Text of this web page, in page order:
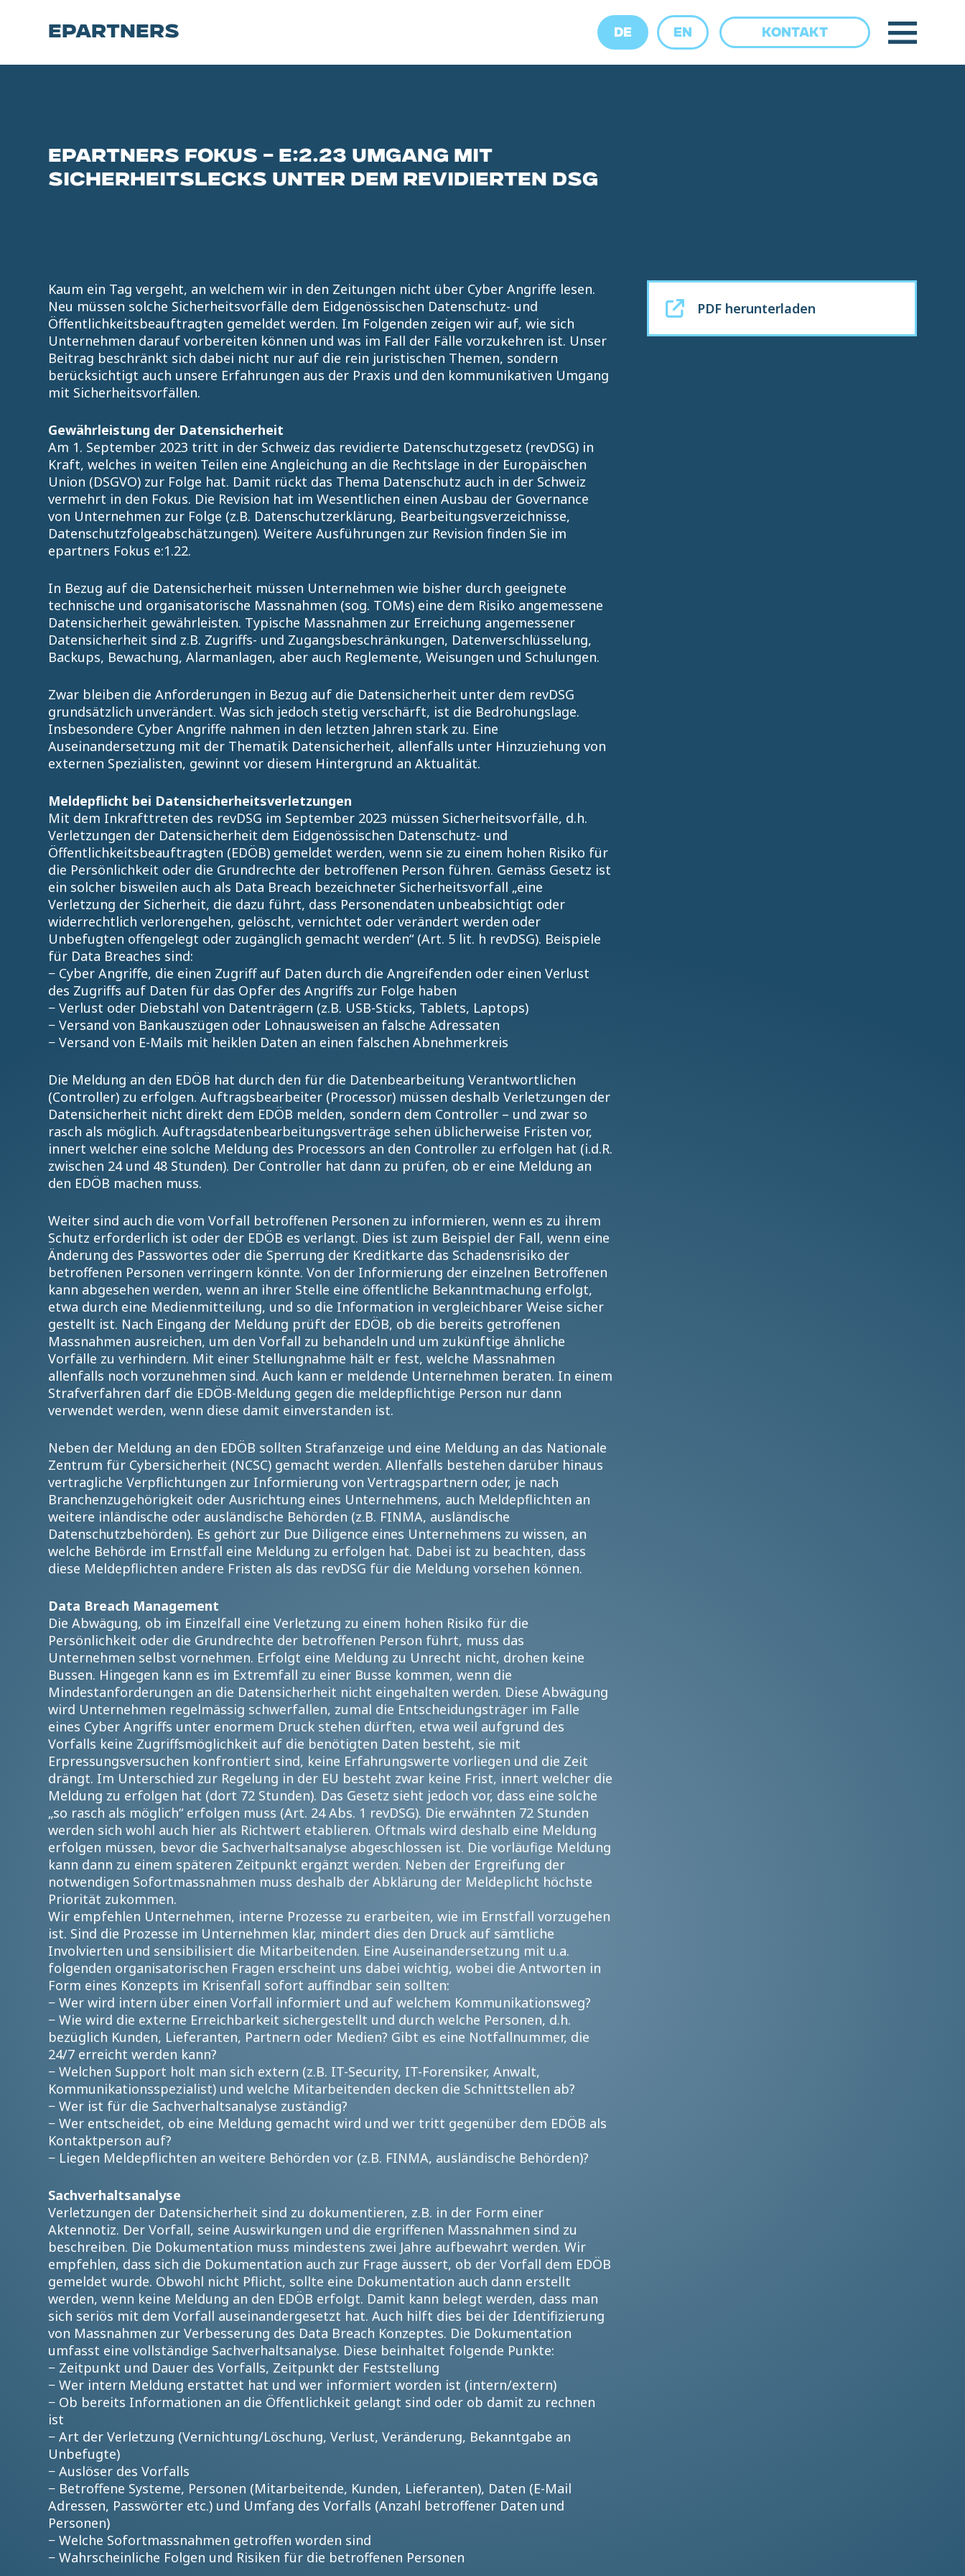
EPARTNERS DE EN KONTAKT
EPARTNERS FOKUS – E:2.23 UMGANG MIT
SICHERHEITSLECKS UNTER DEM REVIDIERTEN DSG
Kaum ein Tag vergeht, an welchem wir in den Zeitungen nicht über Cyber Angriffe lesen.
Neu müssen solche Sicherheitsvorfälle dem Eidgenössischen Datenschutz- und
Öffentlichkeitsbeauftragten gemeldet werden. Im Folgenden zeigen wir auf, wie sich
Unternehmen darauf vorbereiten können und was im Fall der Fälle vorzukehren ist. Unser
Beitrag beschränkt sich dabei nicht nur auf die rein juristischen Themen, sondern
berücksichtigt auch unsere Erfahrungen aus der Praxis und den kommunikativen Umgang
mit Sicherheitsvorfällen.
Gewährleistung der Datensicherheit
Am 1. September 2023 tritt in der Schweiz das revidierte Datenschutzgesetz (revDSG) in
Kraft, welches in weiten Teilen eine Angleichung an die Rechtslage in der Europäischen
Union (DSGVO) zur Folge hat. Damit rückt das Thema Datenschutz auch in der Schweiz
vermehrt in den Fokus. Die Revision hat im Wesentlichen einen Ausbau der Governance
von Unternehmen zur Folge (z.B. Datenschutzerklärung, Bearbeitungsverzeichnisse,
Datenschutzfolgeabschätzungen). Weitere Ausführungen zur Revision finden Sie im
epartners Fokus e:1.22.
In Bezug auf die Datensicherheit müssen Unternehmen wie bisher durch geeignete
technische und organisatorische Massnahmen (sog. TOMs) eine dem Risiko angemessene
Datensicherheit gewährleisten. Typische Massnahmen zur Erreichung angemessener
Datensicherheit sind z.B. Zugriffs- und Zugangsbeschränkungen, Datenverschlüsselung,
Backups, Bewachung, Alarmanlagen, aber auch Reglemente, Weisungen und Schulungen.
Zwar bleiben die Anforderungen in Bezug auf die Datensicherheit unter dem revDSG
grundsätzlich unverändert. Was sich jedoch stetig verschärft, ist die Bedrohungslage.
Insbesondere Cyber Angriffe nahmen in den letzten Jahren stark zu. Eine
Auseinandersetzung mit der Thematik Datensicherheit, allenfalls unter Hinzuziehung von
externen Spezialisten, gewinnt vor diesem Hintergrund an Aktualität.
Meldepflicht bei Datensicherheitsverletzungen
Mit dem Inkrafttreten des revDSG im September 2023 müssen Sicherheitsvorfälle, d.h.
Verletzungen der Datensicherheit dem Eidgenössischen Datenschutz- und
Öffentlichkeitsbeauftragten (EDÖB) gemeldet werden, wenn sie zu einem hohen Risiko für
die Persönlichkeit oder die Grundrechte der betroffenen Person führen. Gemäss Gesetz ist
ein solcher bisweilen auch als Data Breach bezeichneter Sicherheitsvorfall „eine
Verletzung der Sicherheit, die dazu führt, dass Personendaten unbeabsichtigt oder
widerrechtlich verlorengehen, gelöscht, vernichtet oder verändert werden oder
Unbefugten offengelegt oder zugänglich gemacht werden“ (Art. 5 lit. h revDSG). Beispiele
für Data Breaches sind:
− Cyber Angriffe, die einen Zugriff auf Daten durch die Angreifenden oder einen Verlust
des Zugriffs auf Daten für das Opfer des Angriffs zur Folge haben
− Verlust oder Diebstahl von Datenträgern (z.B. USB-Sticks, Tablets, Laptops)
− Versand von Bankauszügen oder Lohnausweisen an falsche Adressaten
− Versand von E-Mails mit heiklen Daten an einen falschen Abnehmerkreis
Die Meldung an den EDÖB hat durch den für die Datenbearbeitung Verantwortlichen
(Controller) zu erfolgen. Auftragsbearbeiter (Processor) müssen deshalb Verletzungen der
Datensicherheit nicht direkt dem EDÖB melden, sondern dem Controller – und zwar so
rasch als möglich. Auftragsdatenbearbeitungsverträge sehen üblicherweise Fristen vor,
innert welcher eine solche Meldung des Processors an den Controller zu erfolgen hat (i.d.R.
zwischen 24 und 48 Stunden). Der Controller hat dann zu prüfen, ob er eine Meldung an
den EDÖB machen muss.
Weiter sind auch die vom Vorfall betroffenen Personen zu informieren, wenn es zu ihrem
Schutz erforderlich ist oder der EDÖB es verlangt. Dies ist zum Beispiel der Fall, wenn eine
Änderung des Passwortes oder die Sperrung der Kreditkarte das Schadensrisiko der
betroffenen Personen verringern könnte. Von der Informierung der einzelnen Betroffenen
kann abgesehen werden, wenn an ihrer Stelle eine öffentliche Bekanntmachung erfolgt,
etwa durch eine Medienmitteilung, und so die Information in vergleichbarer Weise sicher
gestellt ist. Nach Eingang der Meldung prüft der EDÖB, ob die bereits getroffenen
Massnahmen ausreichen, um den Vorfall zu behandeln und um zukünftige ähnliche
Vorfälle zu verhindern. Mit einer Stellungnahme hält er fest, welche Massnahmen
allenfalls noch vorzunehmen sind. Auch kann er meldende Unternehmen beraten. In einem
Strafverfahren darf die EDÖB-Meldung gegen die meldepflichtige Person nur dann
verwendet werden, wenn diese damit einverstanden ist.
Neben der Meldung an den EDÖB sollten Strafanzeige und eine Meldung an das Nationale
Zentrum für Cybersicherheit (NCSC) gemacht werden. Allenfalls bestehen darüber hinaus
vertragliche Verpflichtungen zur Informierung von Vertragspartnern oder, je nach
Branchenzugehörigkeit oder Ausrichtung eines Unternehmens, auch Meldepflichten an
weitere inländische oder ausländische Behörden (z.B. FINMA, ausländische
Datenschutzbehörden). Es gehört zur Due Diligence eines Unternehmens zu wissen, an
welche Behörde im Ernstfall eine Meldung zu erfolgen hat. Dabei ist zu beachten, dass
diese Meldepflichten andere Fristen als das revDSG für die Meldung vorsehen können.
Data Breach Management
Die Abwägung, ob im Einzelfall eine Verletzung zu einem hohen Risiko für die
Persönlichkeit oder die Grundrechte der betroffenen Person führt, muss das
Unternehmen selbst vornehmen. Erfolgt eine Meldung zu Unrecht nicht, drohen keine
Bussen. Hingegen kann es im Extremfall zu einer Busse kommen, wenn die
Mindestanforderungen an die Datensicherheit nicht eingehalten werden. Diese Abwägung
wird Unternehmen regelmässig schwerfallen, zumal die Entscheidungsträger im Falle
eines Cyber Angriffs unter enormem Druck stehen dürften, etwa weil aufgrund des
Vorfalls keine Zugriffsmöglichkeit auf die benötigten Daten besteht, sie mit
Erpressungsversuchen konfrontiert sind, keine Erfahrungswerte vorliegen und die Zeit
drängt. Im Unterschied zur Regelung in der EU besteht zwar keine Frist, innert welcher die
Meldung zu erfolgen hat (dort 72 Stunden). Das Gesetz sieht jedoch vor, dass eine solche
„so rasch als möglich“ erfolgen muss (Art. 24 Abs. 1 revDSG). Die erwähnten 72 Stunden
werden sich wohl auch hier als Richtwert etablieren. Oftmals wird deshalb eine Meldung
erfolgen müssen, bevor die Sachverhaltsanalyse abgeschlossen ist. Die vorläufige Meldung
kann dann zu einem späteren Zeitpunkt ergänzt werden. Neben der Ergreifung der
notwendigen Sofortmassnahmen muss deshalb der Abklärung der Meldeplicht höchste
Priorität zukommen.
Wir empfehlen Unternehmen, interne Prozesse zu erarbeiten, wie im Ernstfall vorzugehen
ist. Sind die Prozesse im Unternehmen klar, mindert dies den Druck auf sämtliche
Involvierten und sensibilisiert die Mitarbeitenden. Eine Auseinandersetzung mit u.a.
folgenden organisatorischen Fragen erscheint uns dabei wichtig, wobei die Antworten in
Form eines Konzepts im Krisenfall sofort auffindbar sein sollten:
− Wer wird intern über einen Vorfall informiert und auf welchem Kommunikationsweg?
− Wie wird die externe Erreichbarkeit sichergestellt und durch welche Personen, d.h.
bezüglich Kunden, Lieferanten, Partnern oder Medien? Gibt es eine Notfallnummer, die
24/7 erreicht werden kann?
− Welchen Support holt man sich extern (z.B. IT-Security, IT-Forensiker, Anwalt,
Kommunikationsspezialist) und welche Mitarbeitenden decken die Schnittstellen ab?
− Wer ist für die Sachverhaltsanalyse zuständig?
− Wer entscheidet, ob eine Meldung gemacht wird und wer tritt gegenüber dem EDÖB als
Kontaktperson auf?
− Liegen Meldepflichten an weitere Behörden vor (z.B. FINMA, ausländische Behörden)?
Sachverhaltsanalyse
Verletzungen der Datensicherheit sind zu dokumentieren, z.B. in der Form einer
Aktennotiz. Der Vorfall, seine Auswirkungen und die ergriffenen Massnahmen sind zu
beschreiben. Die Dokumentation muss mindestens zwei Jahre aufbewahrt werden. Wir
empfehlen, dass sich die Dokumentation auch zur Frage äussert, ob der Vorfall dem EDÖB
gemeldet wurde. Obwohl nicht Pflicht, sollte eine Dokumentation auch dann erstellt
werden, wenn keine Meldung an den EDÖB erfolgt. Damit kann belegt werden, dass man
sich seriös mit dem Vorfall auseinandergesetzt hat. Auch hilft dies bei der Identifizierung
von Massnahmen zur Verbesserung des Data Breach Konzeptes. Die Dokumentation
umfasst eine vollständige Sachverhaltsanalyse. Diese beinhaltet folgende Punkte:
− Zeitpunkt und Dauer des Vorfalls, Zeitpunkt der Feststellung
− Wer intern Meldung erstattet hat und wer informiert worden ist (intern/extern)
− Ob bereits Informationen an die Öffentlichkeit gelangt sind oder ob damit zu rechnen
ist
− Art der Verletzung (Vernichtung/Löschung, Verlust, Veränderung, Bekanntgabe an
Unbefugte)
− Auslöser des Vorfalls
− Betroffene Systeme, Personen (Mitarbeitende, Kunden, Lieferanten), Daten (E-Mail
Adressen, Passwörter etc.) und Umfang des Vorfalls (Anzahl betroffener Daten und
Personen)
− Welche Sofortmassnahmen getroffen worden sind
− Wahrscheinliche Folgen und Risiken für die betroffenen Personen
PDF herunterladen